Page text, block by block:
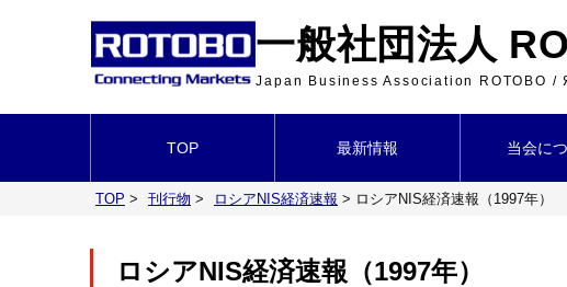
一般社団法人
Japan Business Association ROTOBO
TOP 最新情報 当会に
TOP > 刊行物 > ロシアNIS経済速報 > ロシアNIS経済速報（1997年）
ロシアNIS経済速報（1997年）